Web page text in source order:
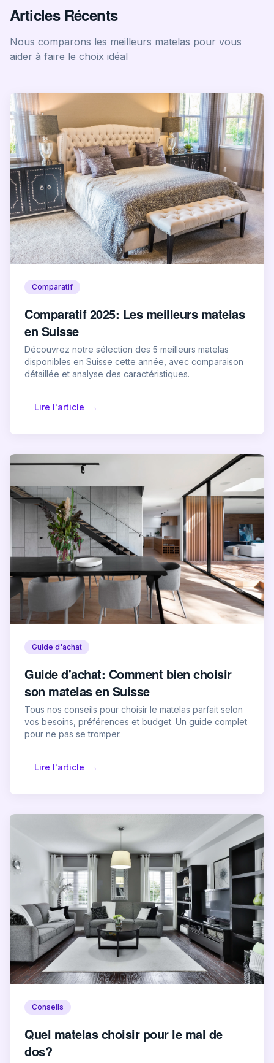
Articles Récents
Nous comparons les meilleurs matelas pour vous
aider à faire le choix idéal
Comparatif
Comparatif 2025: Les meilleurs matelas
en Suisse
Découvrez notre sélection des 5 meilleurs matelas
disponibles en Suisse cette année, avec comparaison
détaillée et analyse des caractéristiques.
Lire l'article →
Guide d'achat
Guide d'achat: Comment bien choisir
son matelas en Suisse
Tous nos conseils pour choisir le matelas parfait selon
vos besoins, préférences et budget. Un guide complet
pour ne pas se tromper.
Lire l'article →
Conseils
Quel matelas choisir pour le mal de
dos?